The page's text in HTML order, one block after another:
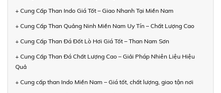
+ Cung Cấp Than Indo Giá Tốt – Giao Nhanh Tại Miền Nam
+ Cung Cấp Than Quảng Ninh Miền Nam Uy Tín – Chất Lượng Cao
+ Cung Cấp Than Đá Đốt Lò Hơi Giá Tốt – Than Nam Sơn
+ Cung Cấp Than Đá Chất Lượng Cao – Giải Pháp Nhiên Liệu Hiệu
Quả
+ Cung cấp than Indo Miền Nam – Giá tốt, chất lượng, giao tận nơi